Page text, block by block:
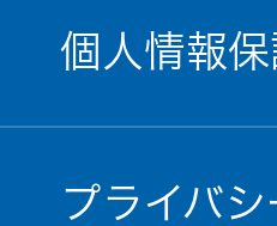
個人情報
プライバ